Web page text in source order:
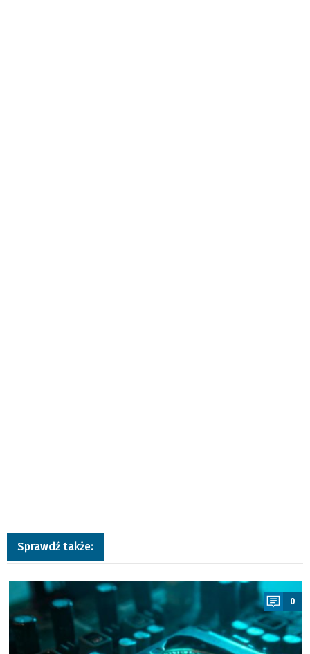
Sprawdź także:
a
0